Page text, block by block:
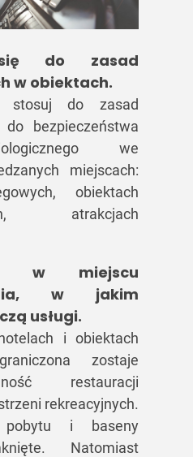
do zasad
w obiektach.
stosuj do zasad
bezpieczeństwa
we
miejscach:
obiektach
atrakcjach
w miejscu
w jakim
usługi.
i obiektach
zostaje
restauracji
rekreacyjnych.
pobytu i baseny
Natomiast